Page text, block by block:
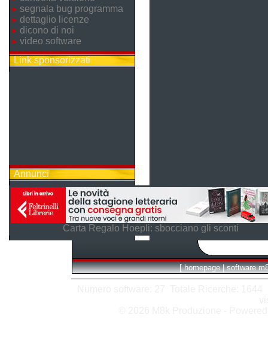
segnala bug programma
dettaglio licenze
dicono di noi
video software
Link sponsorizzati
Annunci
Carta Regalo Hoepli: sbocciano gli sconti
[ homepage | software